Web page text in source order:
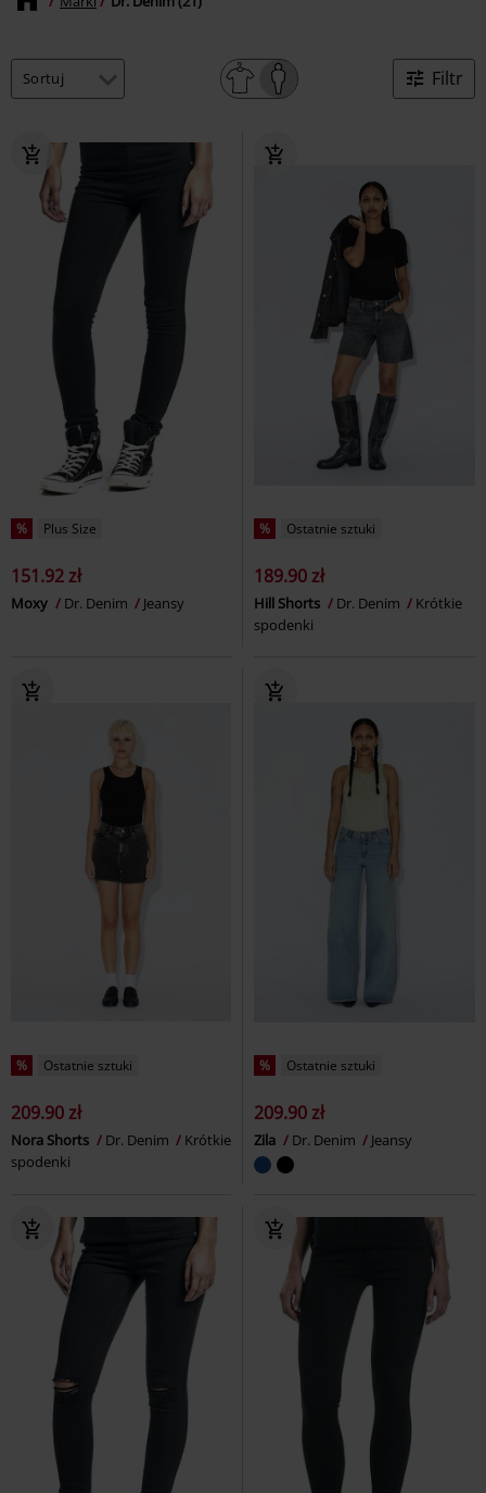
Filtr
% Plus Size
151.92 zł
Moxy Dr. Denim Jeansy
% Ostatnie sztuki
189.90 zł
Hill Shorts Dr. Denim
Krótkie
spodenki
% Ostatnie sztuki
209.90 zł
Nora Shorts Dr. Denim
Krótkie
spodenki
% Ostatnie sztuki
209.90 zł
Zila Dr. Denim Jeansy